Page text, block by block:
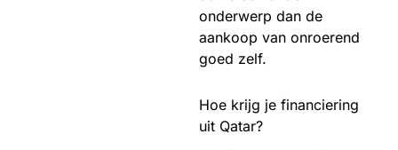
onderwerp dan de
aankoop van onroerend
goed zelf.
Hoe krijg je financiering
uit Qatar?